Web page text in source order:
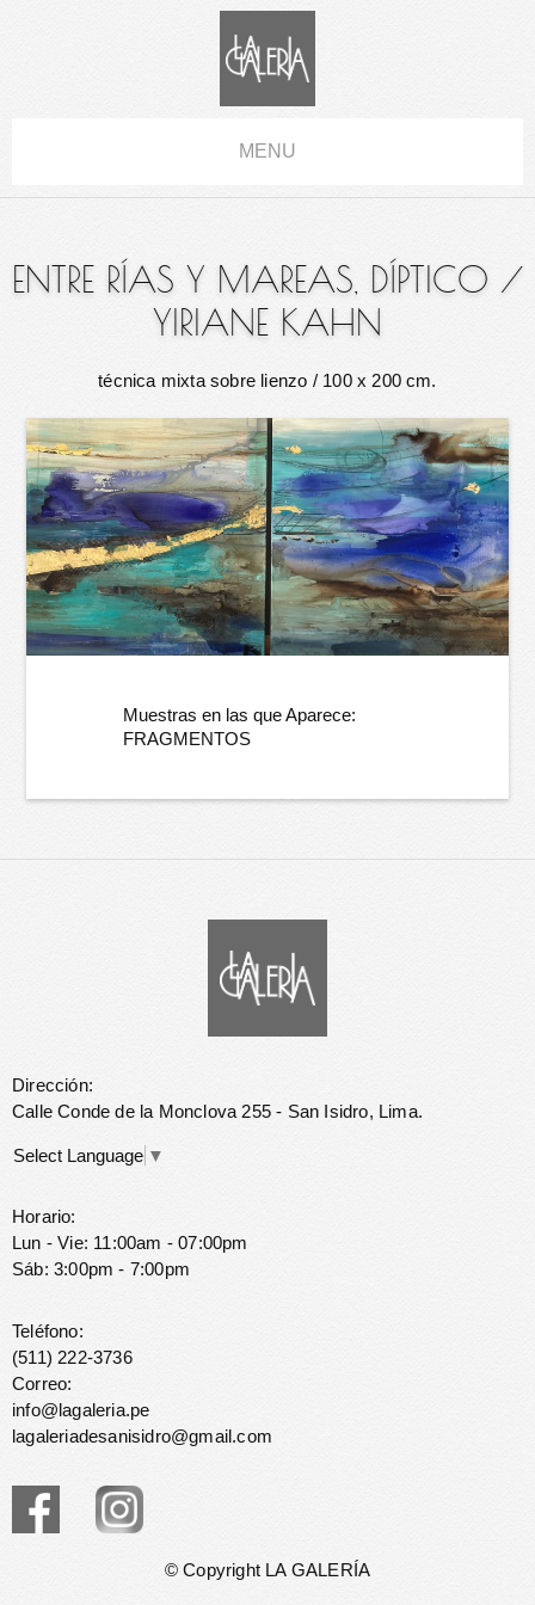
MENU
ENTRE RÍAS Y MAREAS, DÍPTICO /
YIRIANE KAHN
técnica mixta sobre lienzo / 100 x 200 cm.
Muestras en las que Aparece:
FRAGMENTOS
Dirección:
Calle Conde de la Monclova 255 - San Isidro, Lima.
Select Language ▼
Horario:
Lun - Vie: 11:00am - 07:00pm
Sáb: 3:00pm - 7:00pm
Teléfono:
(511) 222-3736
Correo:
info@lagaleria.pe
lagaleriadesanisidro@gmail.com
© Copyright LA GALERÍA